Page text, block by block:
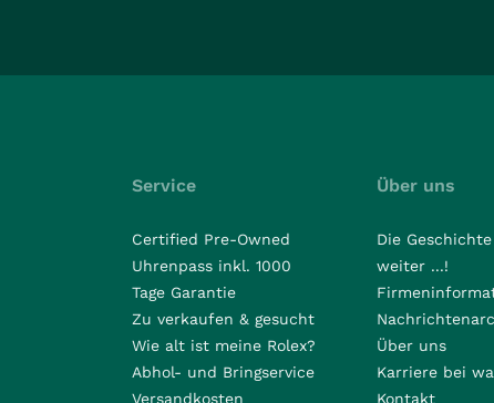
Service
Certified Pre-Owned
Uhrenpass inkl. 1000
Tage Garantie
Zu verkaufen & gesucht
Wie alt ist meine Rolex?
Abhol- und Bringservice
Versandkosten
Über uns
Die
weiter ...!
Über uns
Karriere bei
Kontakt